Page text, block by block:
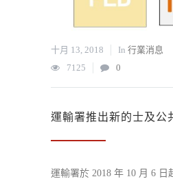
十月 13, 2018 In 行業消息
7125
0
運輸署推出新的士及公
運輸署於 2018 年 10 月 6 日